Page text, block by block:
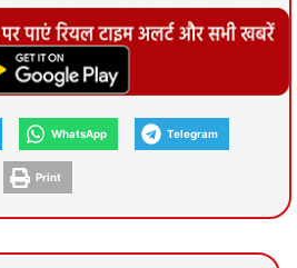
WhatsApp Telegram
Print